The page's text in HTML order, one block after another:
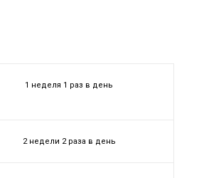
1 неделя 1 раз в день
2 недели 2 раза в день